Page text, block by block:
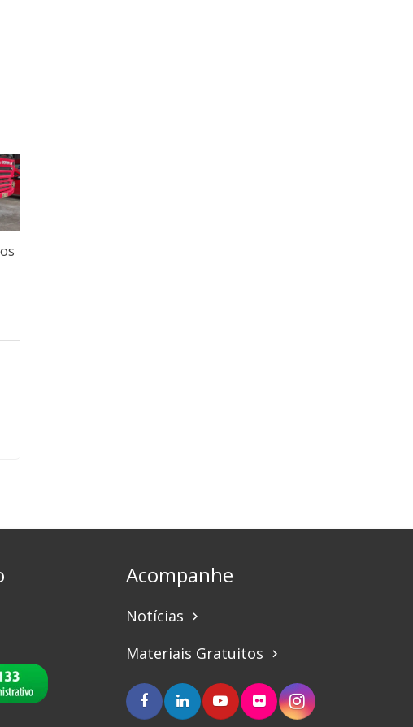
Acompanhe
Notícias keyboard_arrow_right
Materiais Gratuitos keyboard_arrow_right